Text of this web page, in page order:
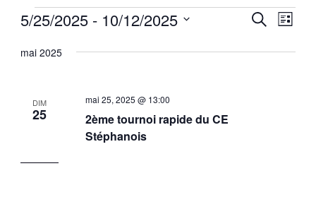
Évènements
Recherche
Recherche
Liste
5/25/2025 - 10/12/2025
une
mai 2025
DIM
25
2ème tournoi rapide du CE
Stéphanois
mai 25, 2025 @ 13:00